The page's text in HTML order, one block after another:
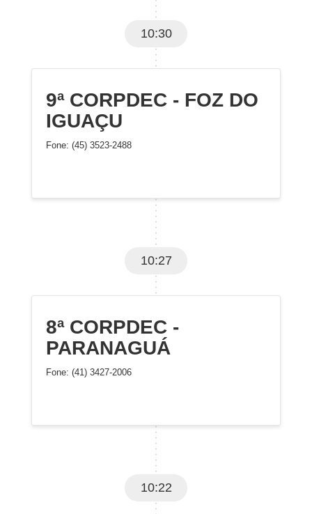
10:30
9ª CORPDEC - FOZ DO
IGUAÇU
Fone: (45) 3523-2488
10:27
8ª CORPDEC -
PARANAGUÁ
Fone: (41) 3427-2006
10:22